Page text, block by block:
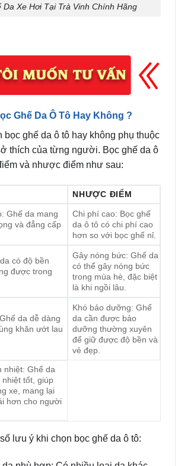
Da Xe Hơi Tại Trà Vinh Chính Hãng
Ghế Da Ô Tô Hay Không ?
bọc ghế da ô tô hay không phụ thuộc
thích của từng người. Bọc ghế da ô
và nhược điểm như sau:
NHƯỢC ĐIỂM
Ghế da mang
và đẳng cấp
Chi phí cao: Bọc ghế
da ô tô có chi phí cao
hơn so với bọc ghế nỉ.
có độ bền
được trong
Gây nóng bức: Ghế da
có thể gây nóng bức
trong mùa hè, đặc biệt
là khi ngồi lâu.
da dễ dàng
khăn ướt lau
Khó bảo dưỡng: Ghế
da cần được bảo
dưỡng thường xuyên
để giữ được độ bền và
vẻ đẹp.
nhiệt: Ghế da
tốt, giúp
xe, mang lại
hơn cho người
lưu ý khi chọn bọc ghế da ô tô: